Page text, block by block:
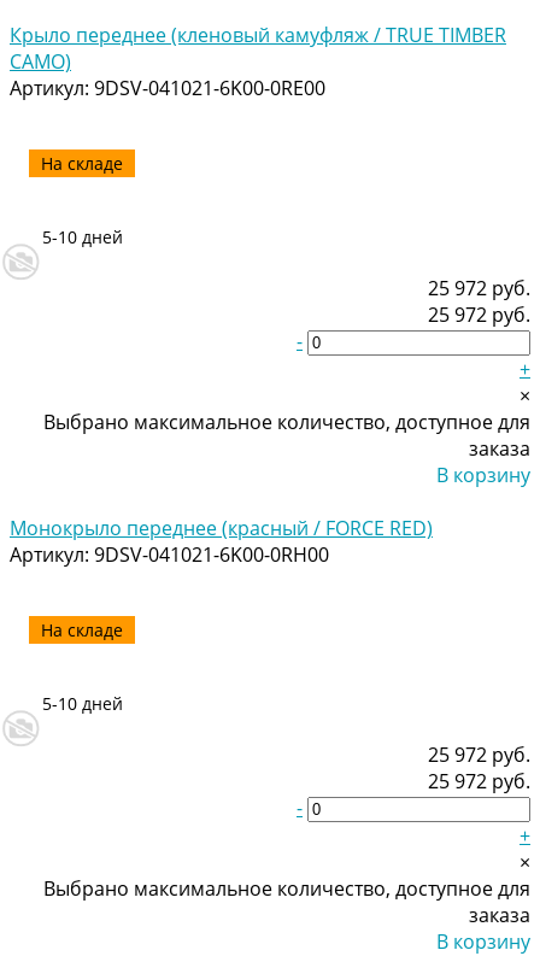
Крыло переднее (кленовый камуфляж / TRUE TIMBER
CAMO)
Артикул: 9DSV-041021-6K00-0RE00
На складе
5-10 дней
25 972 руб.
25 972 руб.
-
+
×
Выбрано максимальное количество, доступное для
заказа
В корзину
Монокрыло переднее (красный / FORCE RED)
Артикул: 9DSV-041021-6K00-0RH00
На складе
5-10 дней
25 972 руб.
25 972 руб.
-
+
×
Выбрано максимальное количество, доступное для
заказа
В корзину